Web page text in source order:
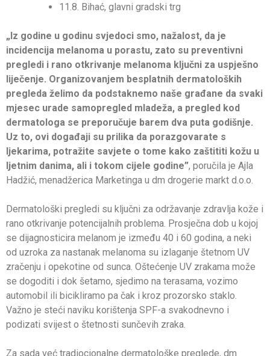
11.8. Bihać, glavni gradski trg
„Iz godine u godinu svjedoci smo, nažalost, da je
incidencija melanoma u porastu, zato su preventivni
pregledi i rano otkrivanje melanoma ključni za uspješno
liječenje. Organizovanjem besplatnih dermatoloških
pregleda želimo da podstaknemo naše građane da svaki
mjesec urade samopregled mladeža, a pregled kod
dermatologa se preporučuje barem dva puta godišnje.
Uz to, ovi događaji su prilika da porazgovarate s
ljekarima, potražite savjete o tome kako zaštititi kožu u
ljetnim danima, ali i tokom cijele godine”, poručila je Ajla
Hadžić, menadžerica Marketinga u dm drogerie markt d.o.o.
Dermatološki pregledi su ključni za održavanje zdravlja kože i
rano otkrivanje potencijalnih problema. Prosječna dob u kojoj
se dijagnosticira melanom je između 40 i 60 godina, a neki
od uzroka za nastanak melanoma su izlaganje štetnom UV
zračenju i opekotine od sunca. Oštećenje UV zrakama može
se dogoditi i dok šetamo, sjedimo na terasama, vozimo
automobil ili bicikliramo pa čak i kroz prozorsko staklo.
Važno je steći naviku korištenja SPF-a svakodnevno i
podizati svijest o štetnosti sunčevih zraka.
Za sada već tradiocionalne dermatološke preglede, dm